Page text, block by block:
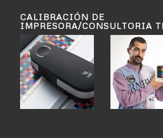
CALIBRACIÓN DE
IMPRESORA/CONSULTORIA